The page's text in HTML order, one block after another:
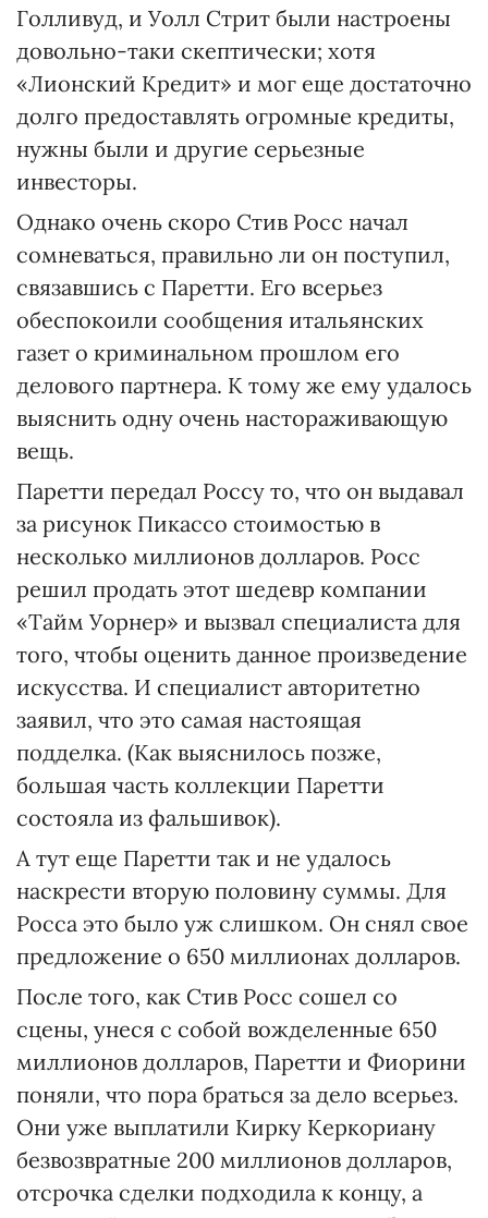
Голливуд, и Уолл Стрит были настроены
довольно-таки скептически; хотя
«Лионский Кредит» и мог еще достаточно
долго предоставлять огромные кредиты,
нужны были и другие серьезные
инвесторы.
Однако очень скоро Стив Росс начал
сомневаться, правильно ли он поступил,
связавшись с Паретти. Его всерьез
обеспокоили сообщения итальянских
газет о криминальном прошлом его
делового партнера. К тому же ему удалось
выяснить одну очень настораживающую
вещь.
Паретти передал Россу то, что он выдавал
за рисунок Пикассо стоимостью в
несколько миллионов долларов. Росс
решил продать этот шедевр компании
«Тайм Уорнер» и вызвал специалиста для
того, чтобы оценить данное произведение
искусства. И специалист авторитетно
заявил, что это самая настоящая
подделка. (Как выяснилось позже,
большая часть коллекции Паретти
состояла из фальшивок).
А тут еще Паретти так и не удалось
наскрести вторую половину суммы. Для
Росса это было уж слишком. Он снял свое
предложение о 650 миллионах долларов.
После того, как Стив Росс сошел со
сцены, унеся с собой вожделенные 650
миллионов долларов, Паретти и Фиорини
поняли, что пора браться за дело всерьез.
Они уже выплатили Кирку Керкориану
безвозвратные 200 миллионов долларов,
отсрочка сделки подходила к концу, а